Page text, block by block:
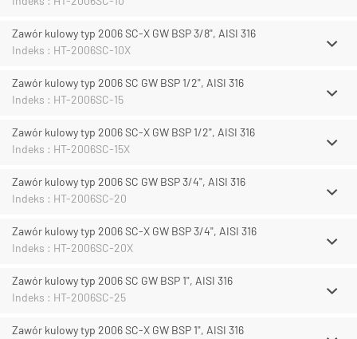
Zawór kulowy typ 2006 SC-X GW BSP 3/8", AISI 316
Indeks : HT-2006SC-10X
Zawór kulowy typ 2006 SC GW BSP 1/2", AISI 316
Indeks : HT-2006SC-15
Zawór kulowy typ 2006 SC-X GW BSP 1/2", AISI 316
Indeks : HT-2006SC-15X
Zawór kulowy typ 2006 SC GW BSP 3/4", AISI 316
Indeks : HT-2006SC-20
Zawór kulowy typ 2006 SC-X GW BSP 3/4", AISI 316
Indeks : HT-2006SC-20X
Zawór kulowy typ 2006 SC GW BSP 1", AISI 316
Indeks : HT-2006SC-25
Zawór kulowy typ 2006 SC-X GW BSP 1", AISI 316